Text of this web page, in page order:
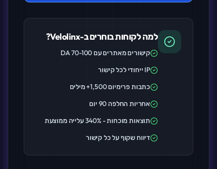
למה לקוחות בוחרים ב-Velolinx?
קישורים מאתרים עם DA 70-100
IP ייחודי לכל קישור
כתבות פרימיום 1,500+ מילים
אחריות החלפה 90 יום
תוצאות מוכחות - 340% עלייה ממוצעת
דיווח שקוף על כל קישור